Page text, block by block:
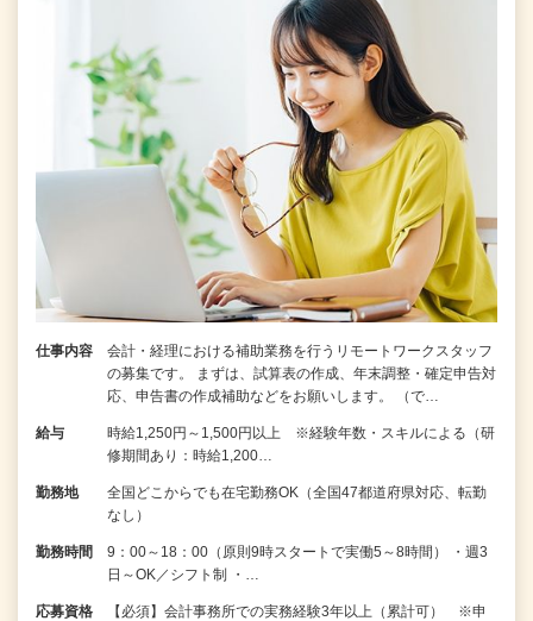
仕事内容
会計・経理における補助業務を行うリモートワークスタッフ
の募集です。 まずは、試算表の作成、年末調整・確定申告対
応、申告書の作成補助などをお願いします。 （で…
給与
時給1,250円～1,500円以上 ※経験年数・スキルによる（研
修期間あり：時給1,200…
勤務地
全国どこからでも在宅勤務OK（全国47都道府県対応、転勤
なし）
勤務時間
9：00～18：00（原則9時スタートで実働5～8時間） ・週3
日～OK／シフト制 ・…
応募資格
【必須】会計事務所での実務経験3年以上（累計可） ※申